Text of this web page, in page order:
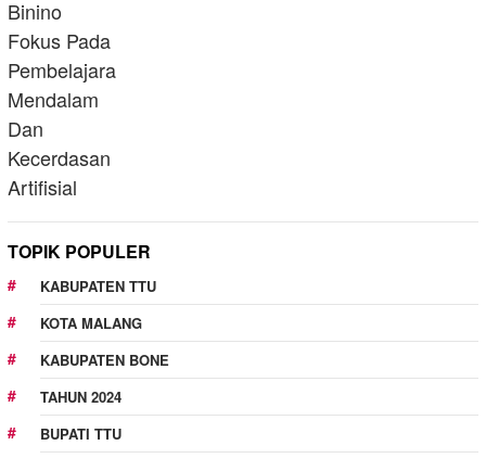
TOPIK POPULER
KABUPATEN TTU
KOTA MALANG
KABUPATEN BONE
TAHUN 2024
BUPATI TTU